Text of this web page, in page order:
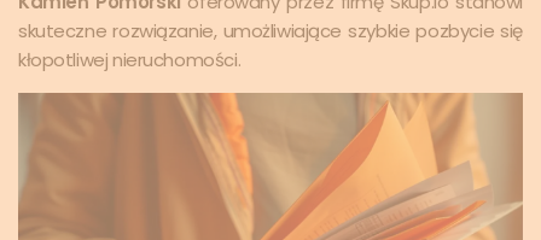
skuteczne rozwiązanie, umożliwiające szybkie pozbycie się
kłopotliwej nieruchomości.